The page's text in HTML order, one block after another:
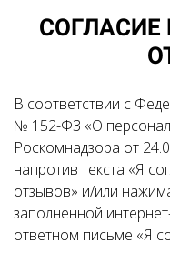
В соответствии с
№ 152-ФЗ «О
Роскомнадзора от
напротив текста «Я
отзывов» и/или
заполненной
ответном письме «Я